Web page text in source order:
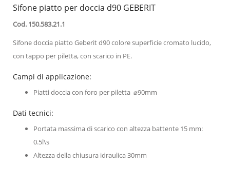
Sifone piatto per doccia d90 GEBERIT
Cod. 150.583.21.1
Sifone doccia piatto Geberit d90 colore superficie cromato lucido,
con tappo per piletta, con scarico in PE.
Campi di applicazione:
Piatti doccia con foro per piletta ⌀90mm
Dati tecnici:
Portata massima di scarico con altezza battente 15 mm:
0.5l\s
Altezza della chiusura idraulica 30mm